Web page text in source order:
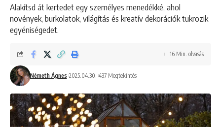
Alakítsd át kertedet egy személyes menedékké, ahol
növények, burkolatok, világítás és kreatív dekorációk tükrözik
egyéniségedet.
Németh Ágnes 2025.04.30. 437 Megtekintés
16 Min. olvasás